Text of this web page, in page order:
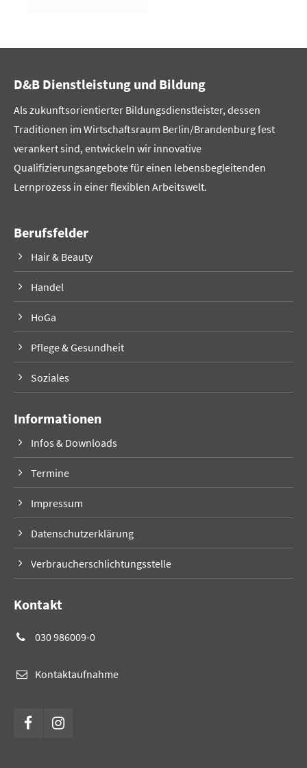
D&B Dienstleistung und Bildung
Als zukunftsorientierter Bildungsdienstleister, dessen
Traditionen im Wirtschaftsraum Berlin/Brandenburg fest
verankert sind, entwickeln wir innovative
Qualifizierungsangebote für einen lebensbegleitenden
Lernprozess in einer flexiblen Arbeitswelt.
Berufsfelder
Hair & Beauty
Handel
HoGa
Pflege & Gesundheit
Soziales
Informationen
Infos & Downloads
Termine
Impressum
Datenschutzerklärung
Verbraucherschlichtungsstelle
Kontakt
030 986009-0
Kontaktaufnahme